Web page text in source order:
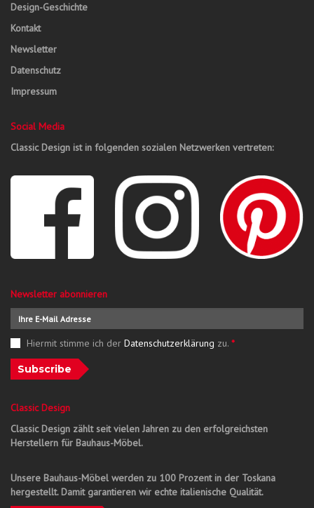
Design-Geschichte
Kontakt
Newsletter
Datenschutz
Impressum
Social Media
Classic Design ist in folgenden sozialen Netzwerken vertreten:
Newsletter abonnieren
Hiermit stimme ich der Datenschutzerklärung zu. *
Subscribe
Classic Design
Classic Design zählt seit vielen Jahren zu den erfolgreichsten
Herstellern für Bauhaus-Möbel.
Unsere Bauhaus-Möbel werden zu 100 Prozent in der Toskana
hergestellt. Damit garantieren wir echte italienische Qualität.